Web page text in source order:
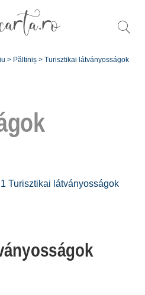
> Păltiniș > Turisztikai látványosságok
Turisztikai látványosságok